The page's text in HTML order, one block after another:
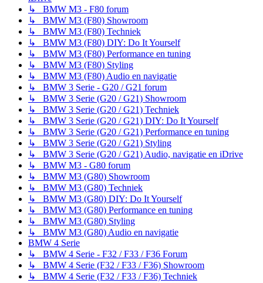
↳ BMW M3 - F80 forum
↳ BMW M3 (F80) Showroom
↳ BMW M3 (F80) Techniek
↳ BMW M3 (F80) DIY: Do It Yourself
↳ BMW M3 (F80) Performance en tuning
↳ BMW M3 (F80) Styling
↳ BMW M3 (F80) Audio en navigatie
↳ BMW 3 Serie - G20 / G21 forum
↳ BMW 3 Serie (G20 / G21) Showroom
↳ BMW 3 Serie (G20 / G21) Techniek
↳ BMW 3 Serie (G20 / G21) DIY: Do It Yourself
↳ BMW 3 Serie (G20 / G21) Performance en tuning
↳ BMW 3 Serie (G20 / G21) Styling
↳ BMW 3 Serie (G20 / G21) Audio, navigatie en iDrive
↳ BMW M3 - G80 forum
↳ BMW M3 (G80) Showroom
↳ BMW M3 (G80) Techniek
↳ BMW M3 (G80) DIY: Do It Yourself
↳ BMW M3 (G80) Performance en tuning
↳ BMW M3 (G80) Styling
↳ BMW M3 (G80) Audio en navigatie
BMW 4 Serie
↳ BMW 4 Serie - F32 / F33 / F36 Forum
↳ BMW 4 Serie (F32 / F33 / F36) Showroom
↳ BMW 4 Serie (F32 / F33 / F36) Techniek